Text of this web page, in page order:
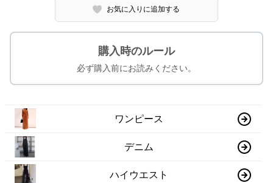
お気に入りに追加する
購入時のルール
必ず購入前にお読みください。
ワンピース
デニム
ハイウエスト